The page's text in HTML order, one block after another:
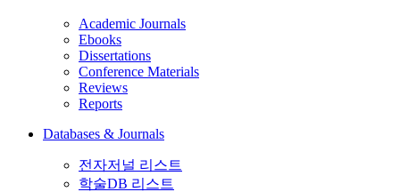
Academic Journals
Ebooks
Dissertations
Conference Materials
Reviews
Reports
Databases & Journals
전자저널 리스트
학술DB 리스트